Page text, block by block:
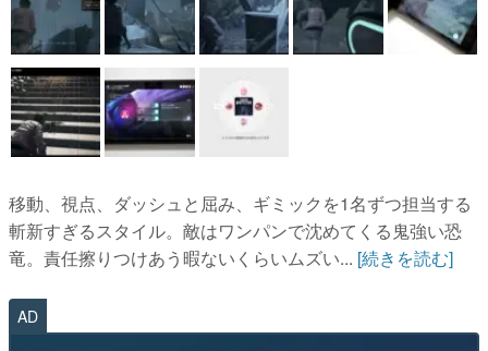
移動、視点、ダッシュと屈み、ギミックを1名ずつ担当する
斬新すぎるスタイル。敵はワンパンで沈めてくる鬼強い恐
竜。責任擦りつけあう暇ないくらいムズい... [続きを読む]
AD